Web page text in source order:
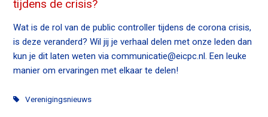
tijdens de crisis?
Wat is de rol van de public controller tijdens de corona crisis,
is deze veranderd? Wil jij je verhaal delen met onze leden dan
kun je dit laten weten via communicatie@eicpc.nl. Een leuke
manier om ervaringen met elkaar te delen!
Verenigingsnieuws